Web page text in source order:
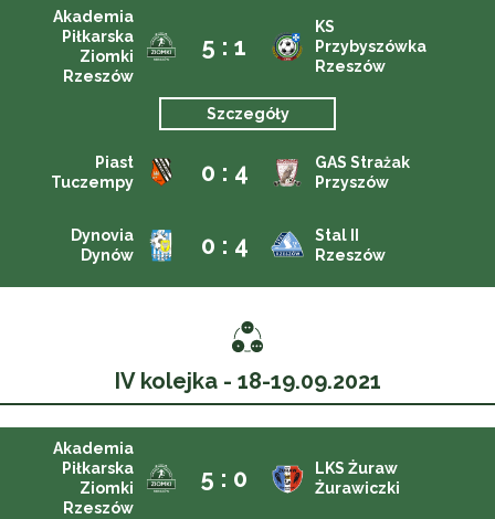
Akademia
Piłkarska
Ziomki
Rzeszów
5 : 1
KS
Przybyszówka
Rzeszów
Szczegóły
Piast
Tuczempy
0 : 4
GAS Strażak
Przyszów
Dynovia
Dynów
0 : 4
Stal II
Rzeszów
IV kolejka - 18-19.09.2021
Akademia
Piłkarska
Ziomki
Rzeszów
5 : 0
LKS Żuraw
Żurawiczki